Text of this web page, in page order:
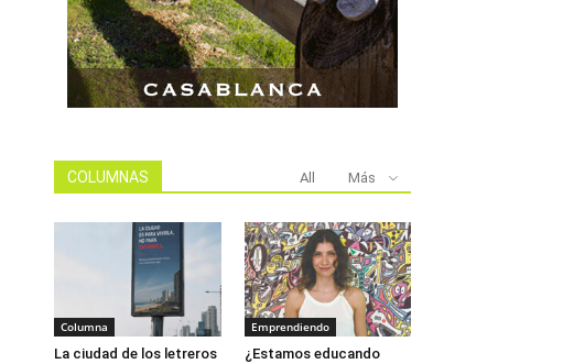
COLUMNAS All Más
Columna
La ciudad de los letreros
Emprendiendo
¿Estamos educando